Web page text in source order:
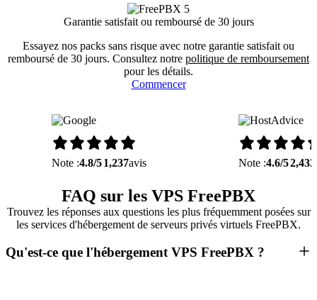
Garantie satisfait ou remboursé de 30 jours
Essayez nos packs sans risque avec notre garantie satisfait ou
remboursé de 30 jours. Consultez notre politique de remboursement
pour les détails.
Commencer
Note :4.8/51,237avis Note :4.6/52,432
FAQ sur les VPS FreePBX
Trouvez les réponses aux questions les plus fréquemment posées sur
les services d'hébergement de serveurs privés virtuels FreePBX.
Qu'est-ce que l'hébergement VPS FreePBX ?